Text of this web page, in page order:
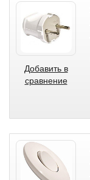
Добавить в
сравнение